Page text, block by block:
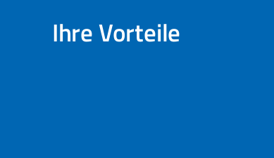
Ihre Vorteile